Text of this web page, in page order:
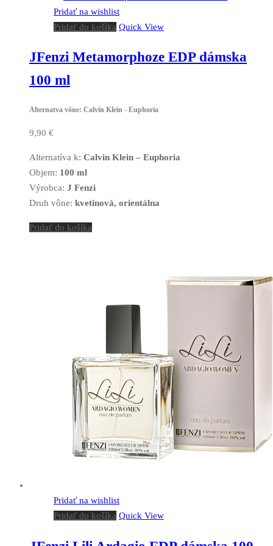
Pridať na wishlist
Pridať do košíka Quick View
JFenzi Metamorphoze EDP dámska
100 ml
Alternatva vône: Calvin Klein - Euphoria
9,90 €
Alternatíva k: Calvin Klein – Euphoria
Objem: 100 ml
Výrobca: J Fenzi
Druh vône: kvetinová, orientálna
Pridať do košíka
Pridať na wishlist
Pridať do košíka Quick View